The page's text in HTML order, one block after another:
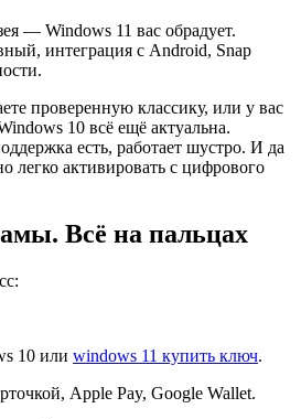
— Windows 11 вас обрадует.
интеграция с Android, Snap
проверенную классику, или у вас
10 всё ещё актуальна.
есть, работает шустро. И да
активировать с цифрового
Всё на пальцах
10 или windows 11 купить ключ.
Apple Pay, Google Wallet.